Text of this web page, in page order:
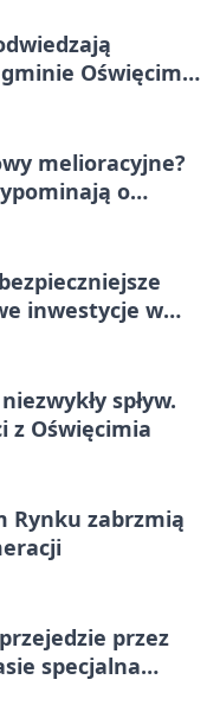
Oświęcim.
melioracyjne?
o
inwestycje w
spływ.
z Oświęcimia
Rynku zabrzmią
przez
specjalna